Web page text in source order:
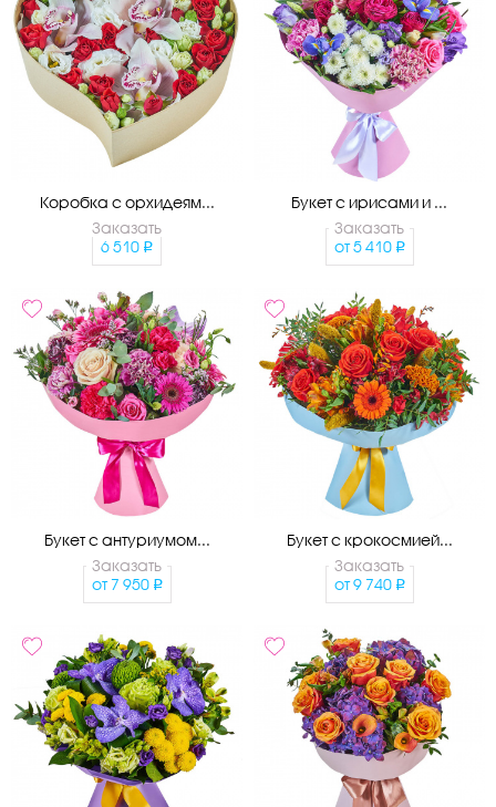
Коробка с орхидеям...
Заказать
6 510
Букет с ирисами и ...
Заказать
от 5 410
Букет с антуриумом...
Заказать
от 7 950
Букет с крокосмией...
Заказать
от 9 740